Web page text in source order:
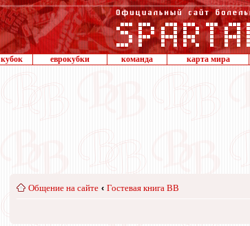
кубок еврокубки команда карта мира
Общение на сайте ‹ Гостевая книга ВВ